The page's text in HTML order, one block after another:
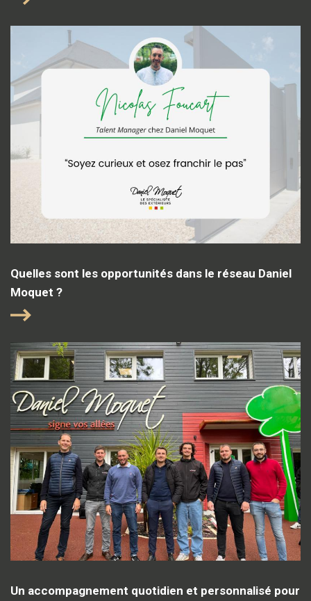
Quelles sont les opportunités dans le réseau Daniel
Moquet ?
Un accompagnement quotidien et personnalisé pour